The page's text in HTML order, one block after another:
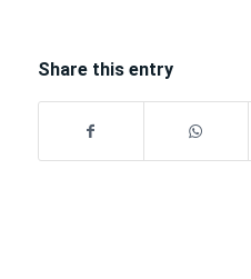
Share this entry